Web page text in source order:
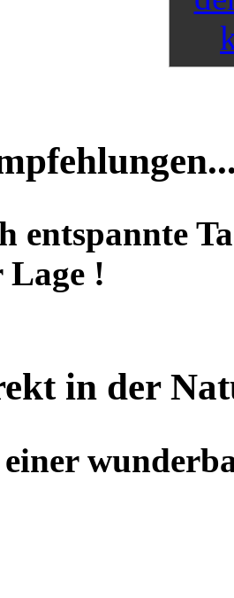
entspannte
Lage !
in der